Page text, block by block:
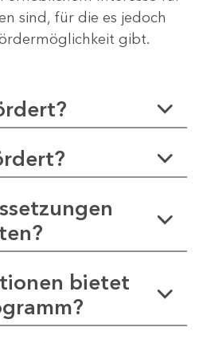
sind, für die es jedoch
gibt.
bietet